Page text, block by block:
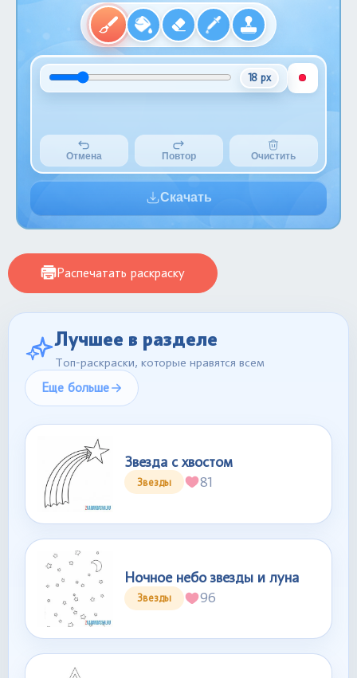
18 px
Отмена Повтор Очистить
Скачать
Распечатать раскраску
Лучшее в разделе
Топ-раскраски, которые нравятся всем
Еще больше
Звезда с хвостом
Звезды 81
Ночное небо звезды и луна
Звезды 96